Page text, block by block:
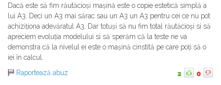
Dacă este să fim răutăcioși mașină este o copie estetică simplă a
lui A3. Deci un A3 mai sărac sau un A3 un A3 pentru cei ce nu pot
achiziționa adevăratul A3. Dar totuși să nu fim total răutăcioși si să
apreciem evoluția modelului si să sperăm că la teste ne va
demonstra că la nivelul ei este o mașină cinstită pe care poți să o
iei în calcul.
Raportează abuz
2 0